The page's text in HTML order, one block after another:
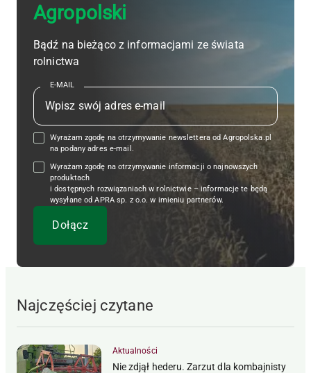
Agropolski
Bądź na bieżąco z informacjami ze świata
rolnictwa
E-MAIL
Wyrażam zgodę na otrzymywanie newslettera od Agropolska.pl
na podany adres e-mail.
Wyrażam zgodę na otrzymywanie informacji o najnowszych
produktach
i dostępnych rozwiązaniach w rolnictwie – informacje te będą
wysyłane od APRA sp. z o.o. w imieniu partnerów.
Najczęściej czytane
Aktualności
Nie zdjął hederu. Zarzut dla kombajnisty